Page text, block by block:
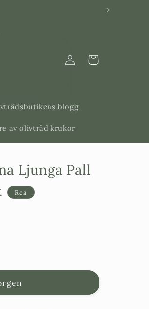
blogg
av olivträd krukor
Logga
in
Varukorg
Ljunga Pall
Rea